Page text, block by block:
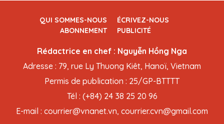
QUI SOMMES-NOUS
ÉCRIVEZ-NOUS
ABONNEMENT
PUBLICITÉ
Rédactrice en chef : Nguyễn Hồng Nga
Adresse : 79, rue Ly Thuong Kiêt, Hanoï, Vietnam
Permis de publication : 25/GP-BTTTT
Tél : (+84) 24 38 25 20 96
E-mail : courrier@vnanet.vn, courrier.cvn@gmail.com